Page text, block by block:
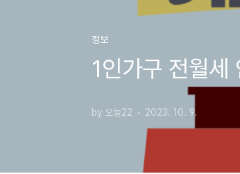
정보
1인가구 전월세
by 오늘22 2023. 10. 9.